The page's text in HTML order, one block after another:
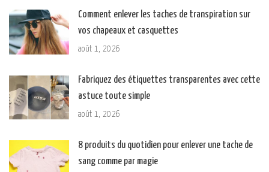
Comment enlever les taches de transpiration sur
vos chapeaux et casquettes
août 1, 2026
Fabriquez des étiquettes transparentes avec cette
astuce toute simple
août 1, 2026
8 produits du quotidien pour enlever une tache de
sang comme par magie